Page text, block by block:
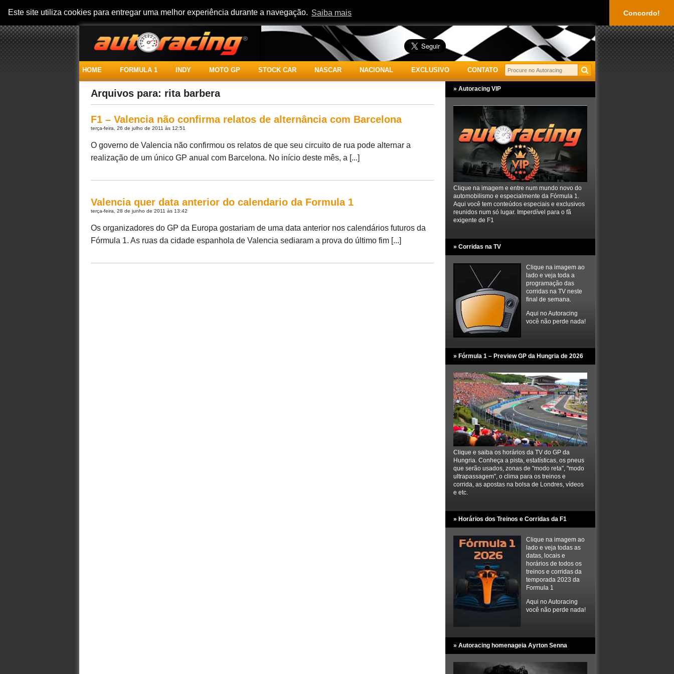
Este site utiliza cookies para entregar uma melhor experiência durante a navegação. Saiba mais Concordo!
HOME FORMULA 1 INDY MOTO GP STOCK CAR NASCAR NACIONAL EXCLUSIVO CONTATO
Arquivos para: rita barbera
F1 – Valencia não confirma relatos de alternância com Barcelona
terça-feira, 26 de julho de 2011 às 12:51
O governo de Valencia não confirmou os relatos de que seu circuito de rua pode alternar a
realização de um único GP anual com Barcelona. No início deste mês, a [...]
Valencia quer data anterior do calendario da Formula 1
terça-feira, 28 de junho de 2011 às 13:42
Os organizadores do GP da Europa gostariam de uma data anterior nos calendários futuros da
Fórmula 1. As ruas da cidade espanhola de Valencia sediaram a prova do último fim [...]
» Autoracing VIP
Clique na imagem e entre num mundo novo do
automobilismo e especialmente da Fórmula 1.
Aqui você tem conteúdos especiais e exclusivos
reunidos num só lugar. Imperdível para o fã
exigente de F1
» Corridas na TV
Clique na imagem ao
lado e veja toda a
programação das
corridas na TV neste
final de semana.
Aqui no Autoracing
você não perde nada!
» Fórmula 1 – Preview GP da Hungria de 2026
Clique e saiba os horários da TV do GP da
Hungria. Conheça a pista, estatísticas, os pneus
que serão usados, zonas de "modo reta", "modo
ultrapassagem", o clima para os treinos e
corrida, as apostas na bolsa de Londres, vídeos
e etc.
» Horários dos Treinos e Corridas da F1
Clique na imagem ao
lado e veja todas as
datas, locais e
horários de todos os
treinos e corridas da
temporada 2023 da
Formula 1
Aqui no Autoracing
você não perde nada!
» Autoracing homenageia Ayrton Senna